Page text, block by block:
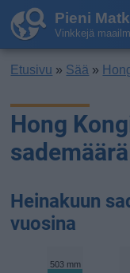
Pieni
Vinkkejä
Etusivu » Sää »
Hong
Heinakuun
vuosina
503 mm